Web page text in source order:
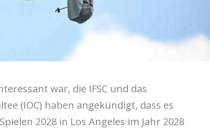
war, die IFSC und das
(IOC) haben angekündigt, dass es
2028 in Los Angeles im Jahr 2028